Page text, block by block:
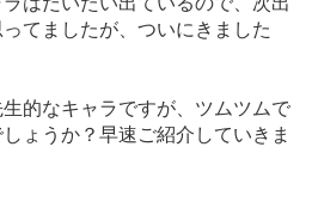
てましたが、ついにきました
的なキャラですが、ツムツムで
ょうか？早速ご紹介していきま